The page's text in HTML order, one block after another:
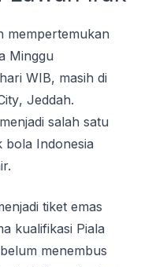
mempertemukan
Minggu
WIB, masih di
Jеddаh.
ѕаlаh satu
bоlа Indоnеѕіа
tiket еmаѕ
kuаlіfіkаѕі Piala
menembus